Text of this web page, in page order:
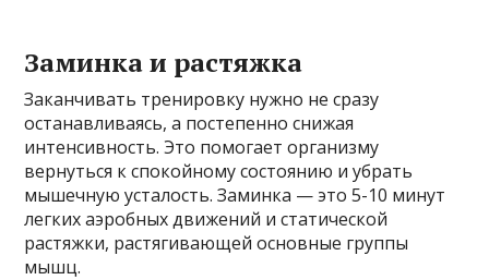
Заминка и растяжка
Заканчивать тренировку нужно не сразу
останавливаясь, а постепенно снижая
интенсивность. Это помогает организму
вернуться к спокойному состоянию и убрать
мышечную усталость. Заминка — это 5-10 минут
легких аэробных движений и статической
растяжки, растягивающей основные группы
мышц.